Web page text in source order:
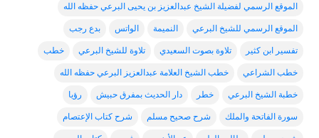
الموقع الرسمي لفضيلة الشيخ عبدالعزيز بن يحيى البرعي حفظه الله
الموقع الرسمي للشيخ البرعي النميمة الواتس بدع رجب
تفسير ابن كثير تلاوة بصوت السعيدي تلاوة للشيخ البرعي خطب
خطب الشراعي خطب الشيخ العلامة عبدالعزيز البرعي حفظه الله
خطبة الشيخ البرعي خطر دار الحديث بمفرق حبيش رؤيا
سورة الفاتحة والملك شرح صحيح مسلم شرح كتاب الإعتصام